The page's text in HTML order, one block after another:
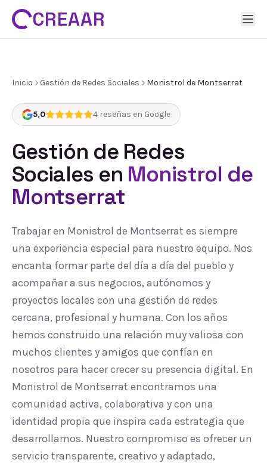
CREAAR
Inicio Gestión de Redes Sociales Monistrol de Montserrat
5,0 4 reseñas en Google
Gestión de Redes
Sociales en Monistrol de
Montserrat
Trabajar en Monistrol de Montserrat es siempre
una experiencia especial para nuestro equipo. Nos
encanta formar parte del día a día del pueblo y
acompañar a sus negocios, autónomos y
proyectos locales con una gestión de redes
cercana, profesional y humana. Con los años
hemos construido una relación muy valiosa con
muchos clientes y amigos que confían en
nosotros para hacer crecer su presencia digital. En
Monistrol de Montserrat encontramos una
comunidad activa, colaborativa y con una
identidad propia que inspira cada estrategia que
desarrollamos. Nuestro compromiso es ofrecer un
servicio transparente, creativo y adaptado,